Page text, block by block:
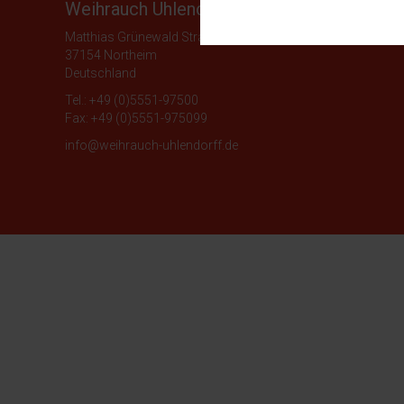
Weihrauch Uhlendorff GmbH
Matthias Grünewald Strasse 32-34
37154 Northeim
Deutschland
Tel.: +49 (0)5551-97500
Fax: +49 (0)5551-975099
info@weihrauch-uhlendorff.de
Funktionalitäten. Außerdem